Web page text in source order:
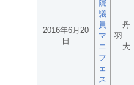
2016年6月20
日
院
議
員
マ
ニ
フ
ェ
ス
丹
羽
大